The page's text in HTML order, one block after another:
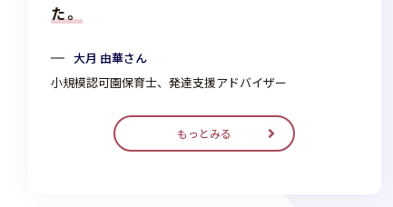
た。
大月 由華さん
小規模認可園保育士、発達支援アドバイザー
もっとみる